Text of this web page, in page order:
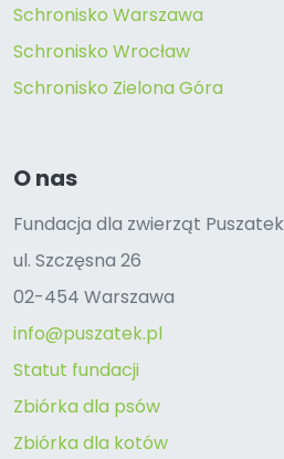
Schronisko Warszawa
Schronisko Wrocław
Schronisko Zielona Góra
O nas
Fundacja dla zwierząt Puszatek
ul. Szczęsna 26
02-454 Warszawa
info@puszatek.pl
Statut fundacji
Zbiórka dla psów
Zbiórka dla kotów